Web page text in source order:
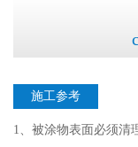
施工参考
1、被涂物表面必须清